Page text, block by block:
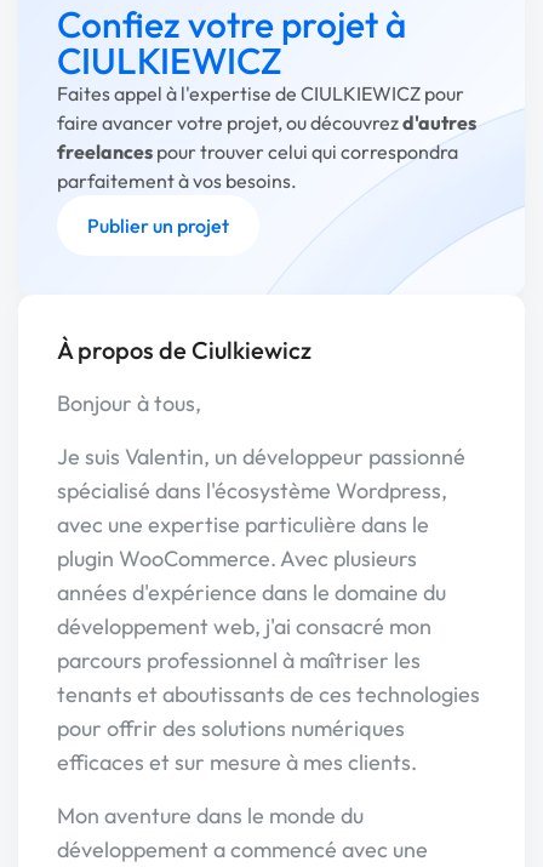
Confiez votre projet à
CIULKIEWICZ
Faites appel à l'expertise de CIULKIEWICZ pour
faire avancer votre projet, ou découvrezd'autres
freelances pour trouver celui qui correspondra
parfaitement à vos besoins.
Publier un projet
À propos de Ciulkiewicz
Bonjour à tous,
Je suis Valentin, un développeur passionné
spécialisé dans l'écosystème Wordpress,
avec une expertise particulière dans le
plugin WooCommerce. Avec plusieurs
années d'expérience dans le domaine du
développement web, j'ai consacré mon
parcours professionnel à maîtriser les
tenants et aboutissants de ces technologies
pour offrir des solutions numériques
efficaces et sur mesure à mes clients.
Mon aventure dans le monde du
développement a commencé avec une